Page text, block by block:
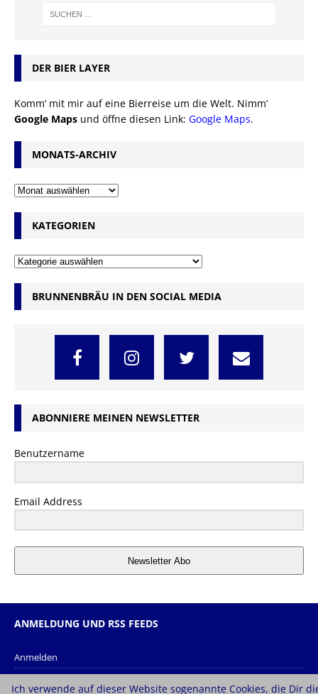
DER BIER LAYER
Komm’ mit mir auf eine Bierreise um die Welt. Nimm’
Google Maps und öffne diesen Link: Google Maps.
MONATS-ARCHIV
KATEGORIEN
BRUNNENBRÄU IN DEN SOCIAL MEDIA
ABONNIERE MEINEN NEWSLETTER
Benutzername
Email Address
Newsletter Abo
ANMELDUNG UND RSS FEEDS
Anmelden
Ich verwende auf dieser Website sogenannte Cookies, die Dir